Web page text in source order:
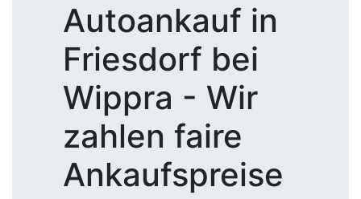
Autoankauf in
Friesdorf bei
Wippra - Wir
zahlen faire
Ankaufspreise